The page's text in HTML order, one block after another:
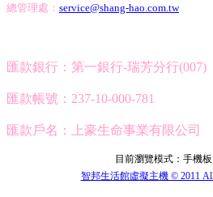
總管理處： service@shang-hao.com.tw
匯款銀行：第一銀行-瑞芳分行(007)
匯款帳號： 237-10-000-781
匯款戶名：上豪生命事業有限公司
目前瀏覽模式：手機板
智邦生活館虛擬主機 © 2011 All